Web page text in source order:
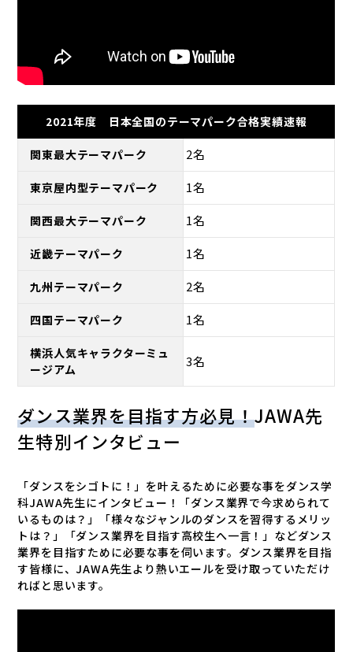
2021年度 日本全国のテーマパーク合格実績速報
関東最大テーマパーク 2名
東京屋内型テーマパーク 1名
関西最大テーマパーク 1名
近畿テーマパーク 1名
九州テーマパーク 2名
四国テーマパーク 1名
横浜人気キャラクターミュ
ージアム
3名
ダンス業界を目指す方必見！JAWA先
生特別インタビュー
「ダンスをシゴトに！」を叶えるために必要な事をダンス学
科JAWA先生にインタビュー！「ダンス業界で今求められて
いるものは？」「様々なジャンルのダンスを習得するメリッ
トは？」「ダンス業界を目指す高校生へ一言！」などダンス
業界を目指すために必要な事を伺います。ダンス業界を目指
す皆様に、JAWA先生より熱いエールを受け取っていただけ
ればと思います。